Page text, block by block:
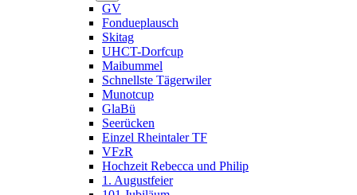
GV
Fondueplausch
Skitag
UHCT-Dorfcup
Maibummel
Schnellste Tägerwiler
Munotcup
GlaBü
Seerücken
Einzel Rheintaler TF
VFzR
Hochzeit Rebecca und Philip
1. Augustfeier